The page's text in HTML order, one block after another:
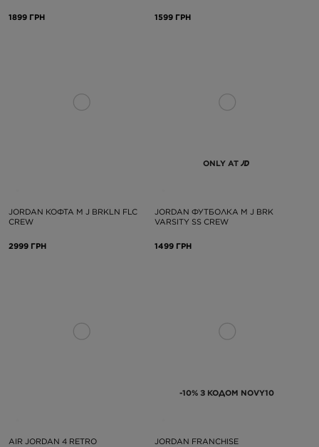
1899 ГРН 1599 ГРН
JORDAN КОФТА M J BRKLN FLC
CREW
2999 ГРН
ONLY AT
JORDAN ФУТБОЛКА M J BRK
VARSITY SS CREW
1499 ГРН
AIR JORDAN 4 RETRO
-10% З КОДОМ NOVY10
JORDAN FRANCHISE